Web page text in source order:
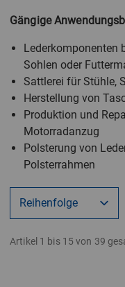
Gängige
Lederkomponenten
Sohlen oder
Sattlerei für Stühle,
Herstellung von
Produktion und
Motorradanzug
Polsterung von
Polsterrahmen
Artikel 1 bis 15 von 39